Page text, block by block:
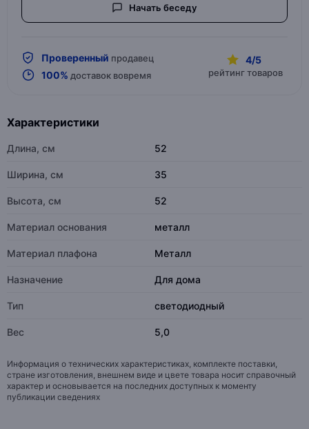
Начать беседу
Проверенный продавец
100% доставок вовремя
4/5
рейтинг товаров
Характеристики
Длина, см 52
Ширина, см 35
Высота, см 52
Материал основания металл
Материал плафона Металл
Назначение Для дома
Тип светодиодный
Вес 5,0
Информация о технических характеристиках, комплекте поставки,
стране изготовления, внешнем виде и цвете товара носит справочный
характер и основывается на последних доступных к моменту
публикации сведениях